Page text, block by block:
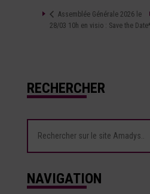
Assemblée Générale 2026 le
28/03 10h en visio : Save the
RECHERCHER
NAVIGATION